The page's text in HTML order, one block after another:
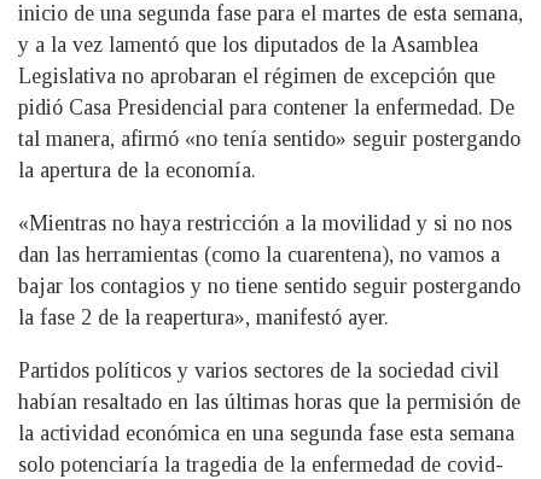
inicio de una segunda fase para el martes de esta semana,
y a la vez lamentó que los diputados de la Asamblea
Legislativa no aprobaran el régimen de excepción que
pidió Casa Presidencial para contener la enfermedad. De
tal manera, afirmó «no tenía sentido» seguir postergando
la apertura de la economía.
«Mientras no haya restricción a la movilidad y si no nos
dan las herramientas (como la cuarentena), no vamos a
bajar los contagios y no tiene sentido seguir postergando
la fase 2 de la reapertura», manifestó ayer.
Partidos políticos y varios sectores de la sociedad civil
habían resaltado en las últimas horas que la permisión de
la actividad económica en una segunda fase esta semana
solo potenciaría la tragedia de la enfermedad de covid-